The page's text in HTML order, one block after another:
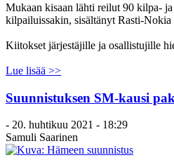
Mukaan kisaan lähti reilut 90 kilpa-
kilpailuissakin, sisältänyt Rasti-
Kiitokset järjestäjille ja osallistujille
Lue lisää >>
Suunnistuksen SM-kausi
- 20. huhtikuu 2021 - 18:29
Samuli Saarinen